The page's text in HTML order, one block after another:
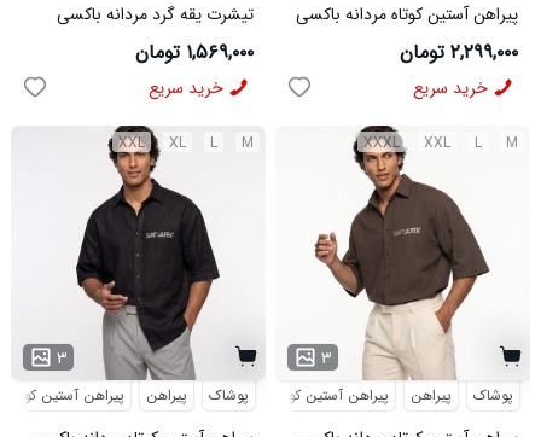
تیشرت یقه گرد مردانه باکسی
طرحدار پنبه دو رو طوسی مدل
50969
۱,۵۶۹,۰۰۰ تومان
خرید سریع
پیراهن آستین کوتاه مردانه باکسی
طرحدار لینن کرم مدل 50970
۲,۲۹۹,۰۰۰ تومان
خرید سریع
M
L
XL
XXL
۳
پوشاک پیراهن پیراهن آستین کوتاه
M
L
XXL
XXXL
۳
پوشاک پیراهن پیراهن آستین کوتاه طرحدار